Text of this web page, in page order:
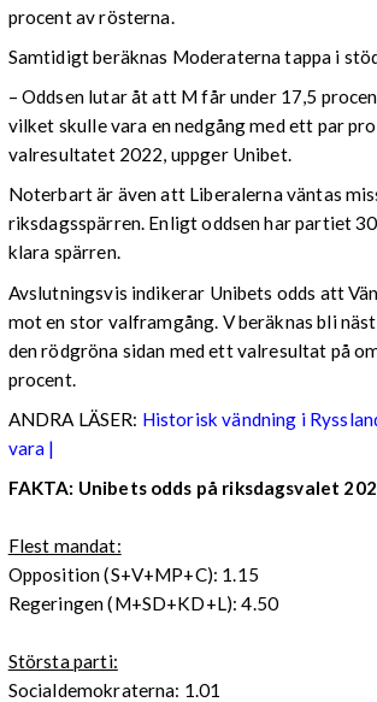
procent av rösterna.
Samtidigt beräknas Moderaterna tappa i
– Oddsen lutar åt att M får under 17,5
vilket skulle vara en nedgång med ett par
valresultatet 2022, uppger Unibet.
Noterbart är även att Liberalerna väntas
riksdagsspärren. Enligt oddsen har partiet
klara spärren.
Avslutningsvis indikerar Unibets odds att
mot en stor valframgång. V beräknas bli
den rödgröna sidan med ett valresultat på
procent.
ANDRA LÄSER: Historisk vändning i
vara |
FAKTA: Unibets odds på riksdagsvalet
Flest mandat:
Opposition (S+V+MP+C): 1.15
Regeringen (M+SD+KD+L): 4.50
Största parti:
Socialdemokraterna: 1.01